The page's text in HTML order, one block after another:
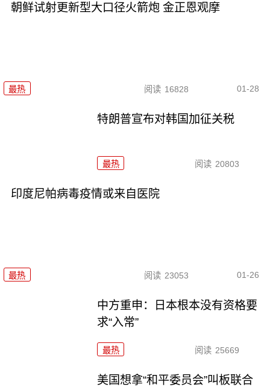
朝鲜试射更新型大口径火箭炮 金正恩观摩
最热 阅读 16828 01-28
特朗普宣布对韩国加征关税
最热 阅读 20803
印度尼帕病毒疫情或来自医院
最热 阅读 23053 01-26
中方重申：日本根本没有资格要
求“入常”
最热 阅读 25669
美国想拿“和平委员会”叫板联合